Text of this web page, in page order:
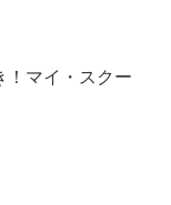
マイ・スクー